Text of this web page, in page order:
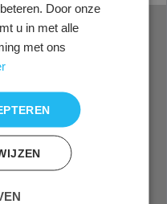
Service
Zitinstructie
Onderhoud bekleding
Onderhoud meubilair
Schoonmaak bekleding
Digitale brochure
Mmax op Youtube
Over Mmax
Door onze
u in met alle
met ons